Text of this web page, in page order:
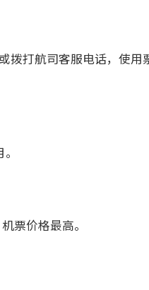
拨打航司客服电话，使用
票价格最高。